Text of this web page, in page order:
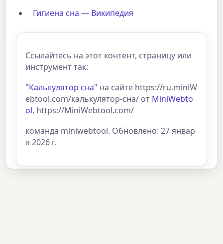
Гигиена сна — Википедия
Ссылайтесь на этот контент, страницу или
инструмент так:
"Калькулятор сна" на сайте https://ru.miniW
ebtool.com/калькулятор-сна/ от MiniWebto
ol, https://MiniWebtool.com/
команда miniwebtool. Обновлено: 27 январ
я 2026 г.